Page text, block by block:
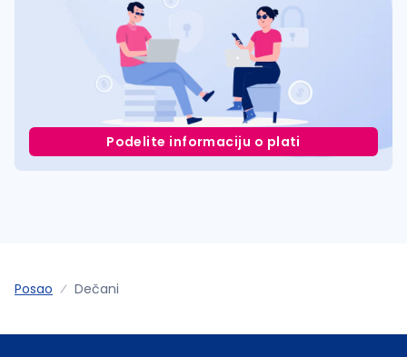
Podelite informaciju o plati
Posao Dečani